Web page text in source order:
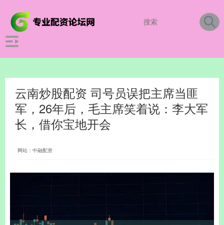
云南炒股配资 司号员误把主席当匪
军，26年后，毛主席笑着说：李大军
长，借你宝地开会
网站：中融配资